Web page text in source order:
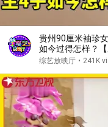
贵州90厘米袖珍
如今过得怎样？【
综艺放映厅 • 241K